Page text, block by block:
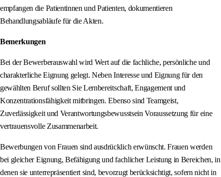
empfangen die Patientinnen und Patienten, dokumentieren
Behandlungsabläufe für die Akten.
Bemerkungen
Bei der Bewerberauswahl wird Wert auf die fachliche, persönliche und
charakterliche Eignung gelegt. Neben Interesse und Eignung für den
gewählten Beruf sollten Sie Lernbereitschaft, Engagement und
Konzentrationsfähigkeit mitbringen. Ebenso sind Teamgeist,
Zuverlässigkeit und Verantwortungsbewusstsein Voraussetzung für eine
vertrauensvolle Zusammenarbeit.
Bewerbungen von Frauen sind ausdrücklich erwünscht. Frauen werden
bei gleicher Eignung, Befähigung und fachlicher Leistung in Bereichen, in
denen sie unterrepräsentiert sind, bevorzugt berücksichtigt, sofern nicht in